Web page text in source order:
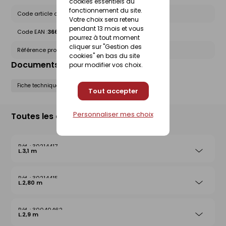
fonctionnement du site.
Votre choix sera retenu
pendant 13 mois et vous
pourrez à tout moment
cliquer sur "Gestion des
cookies" en bas du site
pour modifier vos choix.
Tout accepter
Personnaliser mes choix
Code article chez le fournisseur :27453
Code EAN :3660073274530
Référence produit nationale Gedimat :30288737
Documents liés
Fiche technique
Toutes les déclinaisons
30214417
L.3,1 m
30214415
L.2,80 m
30040462
L.2,9 m